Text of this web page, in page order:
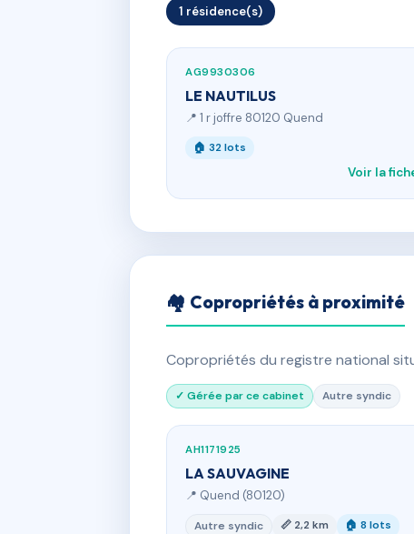
1 résidence(s)
AG9930306
LE NAUTILUS
📍 1 r joffre 80120 Quend
🏠 32 lots
Voir la
🏘 Copropriétés à proximité
Copropriétés du registre national
✓ Gérée par ce cabinet Autre syndic
AH1171925
LA SAUVAGINE
📍 Quend (80120)
Autre syndic 📏 2,2 km 🏠 8 lots